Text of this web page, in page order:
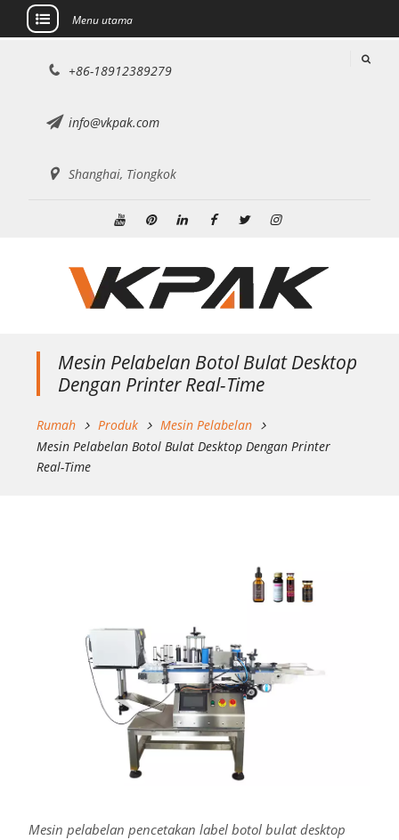
Menu utama
+86-18912389279
info@vkpak.com
Shanghai, Tiongkok
Mesin Pelabelan Botol Bulat Desktop
Dengan Printer Real-Time
Rumah Produk
Mesin Pelabelan
Mesin Pelabelan Botol Bulat Desktop Dengan Printer
Real-Time
Mesin pelabelan pencetakan label botol bulat desktop